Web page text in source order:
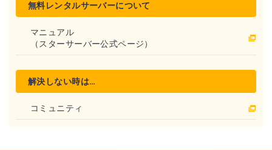
無料レンタルサーバーについて
マニュアル
（スターサーバー公式ページ）
解決しない時は…
コミュニティ